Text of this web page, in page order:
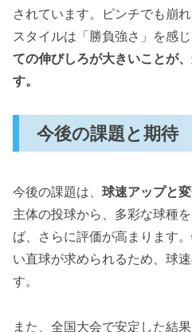
されています。ピンチでも崩
スタイルは「勝負強さ」を感じ
ての伸びしろが大きいことが
す。
今後の課題と期待
今後の課題は、 球速アップと
主体の投球から、多彩な球種
ば、さらに評価が高まります
い直球が求められるため、球
す。
また、全国大会で安定した結